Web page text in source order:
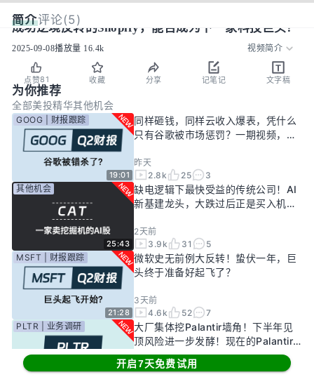
简介评论(5)
成功逆境反转的Shopify，能否成为下一家科技巨头？
2025-09-08播放量 16.4k 视频简介
点赞81 收藏 分享 记笔记 文字稿
为你推荐
全部美投精华其他机会
19:01
GOOG | 财报跟踪
同样砸钱，同样云收入爆表，凭什么
只有谷歌被市场惩罚？一期视频，告
昨天
2.8k
25 3
25:43
其他机会
缺电逻辑下最快受益的传统公司！AI
新基建龙头，大跌过后正是买入机
2天前
3.9k
31 5
21:28
MSFT | 财报跟踪
微软史无前例大反转！蛰伏一年，巨
头终于准备好起飞了？
3天前
4.6k
52 7
PLTR | 业务调研
大厂集体挖Palantir墙角！下半年见
顶风险进一步发酵！现在的Palantir
还要投资吗？
7天前
开启7天免费试用